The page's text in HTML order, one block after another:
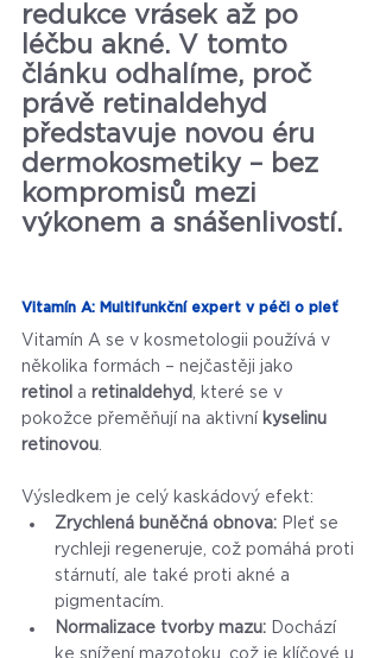
redukce vrásek až po
léčbu akné. V tomto
článku odhalíme, proč
právě retinaldehyd
představuje novou éru
dermokosmetiky – bez
kompromisů mezi
výkonem a snášenlivostí.
Vitamín A: Multifunkční expert v péči o pleť
Vitamín A se v kosmetologii používá v
několika formách – nejčastěji jako
retinol a retinaldehyd, které se v
pokožce přeměňují na aktivní kyselinu
retinovou.
Výsledkem je celý kaskádový efekt:
Zrychlená buněčná obnova: Pleť se
rychleji regeneruje, což pomáhá proti
stárnutí, ale také proti akné a
pigmentacím.
Normalizace tvorby mazu: Dochází
ke snížení mazotoku, což je klíčové u